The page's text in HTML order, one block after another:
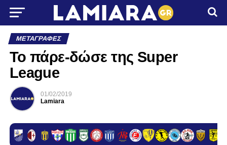
ΜΕΤΑΓΡΑΦΈΣ
Το πάρε-δώσε της Super
League
01/02/2019
Lamiara